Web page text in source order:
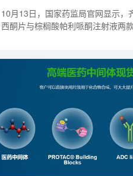
（Tuvonralimab）。
10月13日，国家药监局官网显示，
西酮片与棕榈酸帕利哌酮注射液两
（第二代）抗精神病药物，具有多
点是对多巴胺D2受体和5-羟色胺5-
有高亲和力的抗剂，是5-羟色胺5-
剂。棕榈酸帕利哌酮为帕利哌酮的
射后可在注射部位形成药物储库，